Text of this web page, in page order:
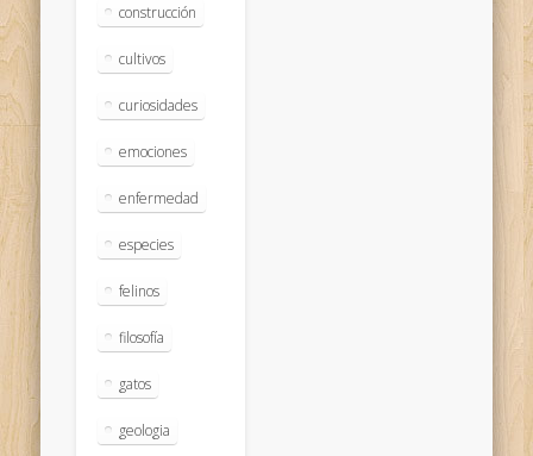
construcción
cultivos
curiosidades
emociones
enfermedad
especies
felinos
filosofía
gatos
geologia